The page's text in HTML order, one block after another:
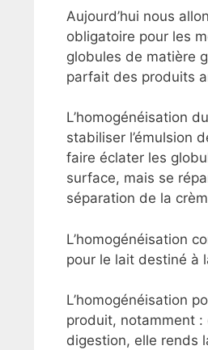
Aujourd’hui nous
obligatoire pour les
globules de matière
parfait des produits
L’homogénéisation du
stabiliser l’émulsion
faire éclater les
surface, mais se
séparation de la
L’homogénéisation
pour le lait destiné à
L’homogénéisation
produit, notamment
digestion, elle rends